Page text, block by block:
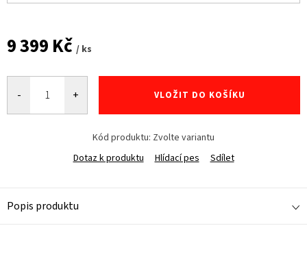
9 399 Kč / ks
cena:
VLOŽIT DO KOŠÍKU
Kód produktu: Zvolte variantu
Dotaz k produktu
Hlídací pes Sdílet
Popis produktu